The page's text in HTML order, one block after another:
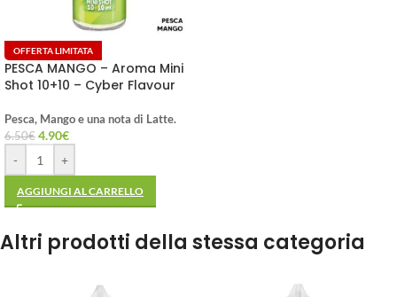
OFFERTA LIMITATA
PESCA MANGO – Aroma Mini
Shot 10+10 – Cyber Flavour
Pesca, Mango e una nota di Latte.
6.50€ 4.90€
- +
AGGIUNGI AL CARRELLO
Altri prodotti della stessa categoria